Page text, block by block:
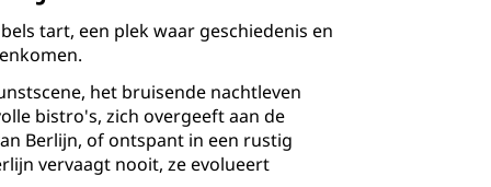
tart, een plek waar geschiedenis en
het bruisende nachtleven
bistro's, zich overgeeft aan de
Berlijn, of ontspant in een rustig
vervaagt nooit, ze evolueert